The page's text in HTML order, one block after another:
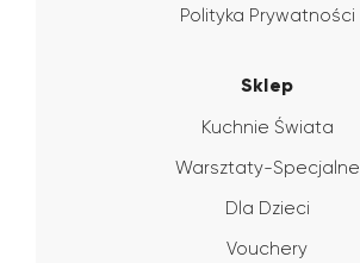
Polityka Prywatności
Sklep
Kuchnie Świata
Warsztaty-Specjalne
Dla Dzieci
Vouchery